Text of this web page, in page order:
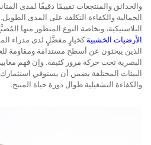
والحدائق والمنتجعات تقييمًا دقيقًا لمدى
الجمالية والكفاءة التكلفة على المدى
البلاستيكية، وبخاصة النوع المتطور منها
الأرضيات الخشبيةكخيارٍ مفضَّلٍ لدى مدراء
الذين يبحثون عن أسطح مستدامة ومقاومة
البصرية تحت حركة مرور كثيفة. وإن فهم
البيئات المختلفة يضمن أن يستوفي استثمارك
والكفاءة التشغيلية طوال دورة حياة المنتج.